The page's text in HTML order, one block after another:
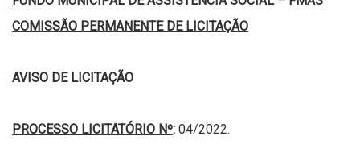
COMISSÃO PERMANENTE DE LICITAÇÃO
AVISO DE LICITAÇÃO
PROCESSO LICITATÓRIO Nº: 04/2022.